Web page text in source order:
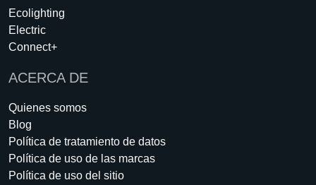
Ecolighting
Electric
Connect+
ACERCA DE
Quienes somos
Blog
Política de tratamiento de datos
Política de uso de las marcas
Política de uso del sitio